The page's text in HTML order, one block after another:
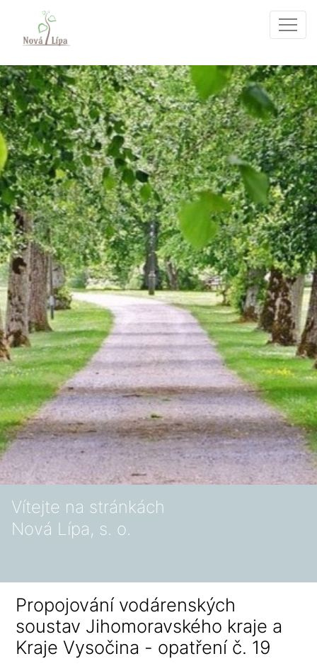
Vítejte na stránkách
Nová Lípa, s. o.
Propojování vodárenských
soustav Jihomoravského kraje a
Kraje Vysočina - opatření č. 19